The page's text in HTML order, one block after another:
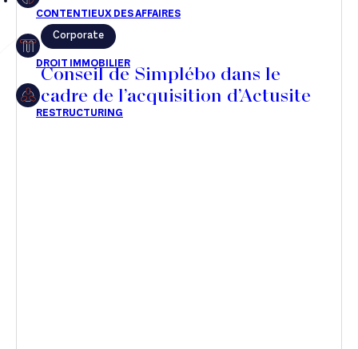
Droit immobilier
Restructuring
Corporate
Conseil de Simplébo dans le
cadre de l’acquisition d’Actusite